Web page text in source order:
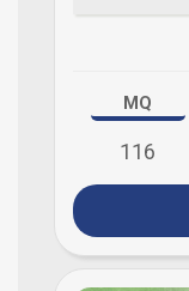
MQ
116